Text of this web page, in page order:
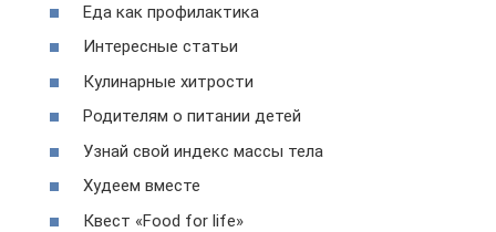
Еда как профилактика
Интересные статьи
Кулинарные хитрости
Родителям о питании детей
Узнай свой индекс массы тела
Худеем вместе
Квест «Food for life»